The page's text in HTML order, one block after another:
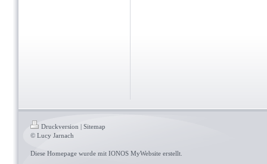
Druckversion
Sitemap
© Lucy Jarnach
Diese Homepage wurde mit IONOS MyWebsite erstellt.